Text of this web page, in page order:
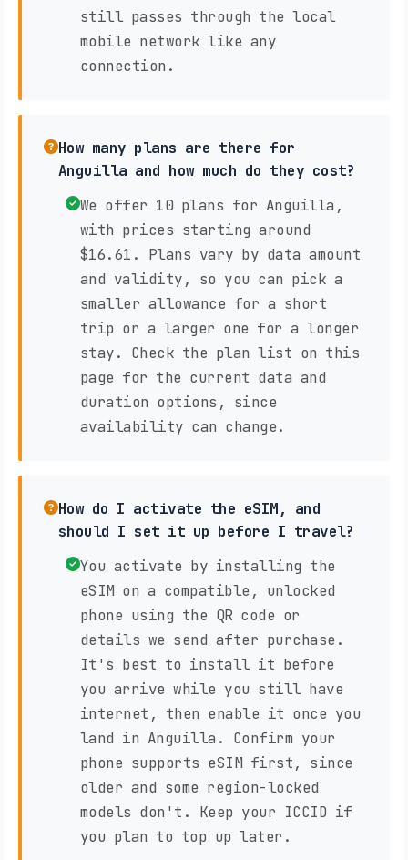
still passes through the local
mobile network like any
connection.
How many plans are there for
Anguilla and how much do they cost?
We offer 10 plans for Anguilla,
with prices starting around
$16.61. Plans vary by data amount
and validity, so you can pick a
smaller allowance for a short
trip or a larger one for a longer
stay. Check the plan list on this
page for the current data and
duration options, since
availability can change.
How do I activate the eSIM, and
should I set it up before I travel?
You activate by installing the
eSIM on a compatible, unlocked
phone using the QR code or
details we send after purchase.
It's best to install it before
you arrive while you still have
internet, then enable it once you
land in Anguilla. Confirm your
phone supports eSIM first, since
older and some region-locked
models don't. Keep your ICCID if
you plan to top up later.